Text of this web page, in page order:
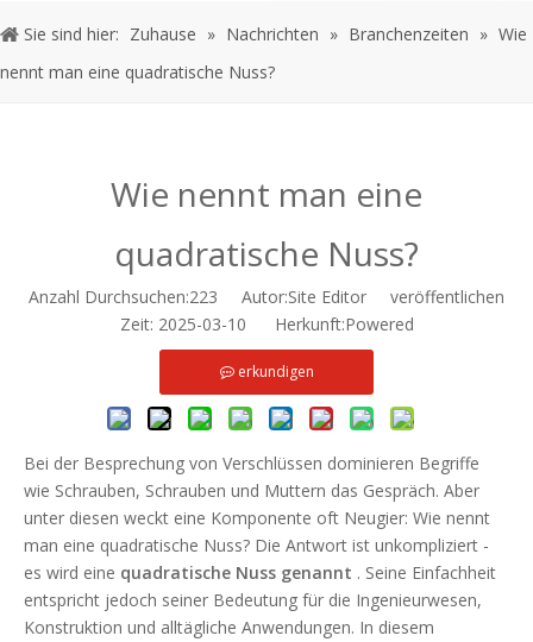
Sie sind hier: Zuhause » Nachrichten » Branchenzeiten » Wie
nennt man eine quadratische Nuss?
Wie nennt man eine
quadratische Nuss?
Anzahl Durchsuchen:223 Autor:Site Editor veröffentlichen
Zeit: 2025-03-10 Herkunft:Powered
erkundigen
Bei der Besprechung von Verschlüssen dominieren Begriffe
wie Schrauben, Schrauben und Muttern das Gespräch. Aber
unter diesen weckt eine Komponente oft Neugier: Wie nennt
man eine quadratische Nuss? Die Antwort ist unkompliziert -
es wird eine quadratische Nuss genannt . Seine Einfachheit
entspricht jedoch seiner Bedeutung für die Ingenieurwesen,
Konstruktion und alltägliche Anwendungen. In diesem